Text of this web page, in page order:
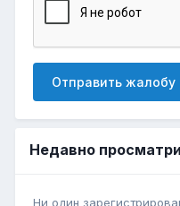
Отправить жалобу
Недавно
Ни один